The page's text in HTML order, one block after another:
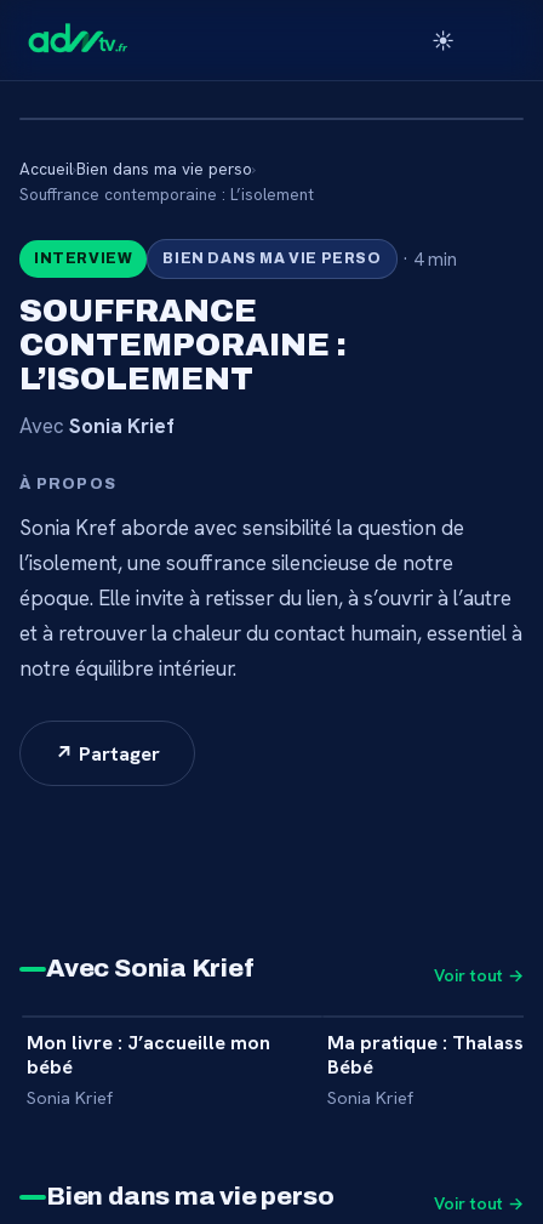
☀️
🔒
CONTENU RÉSERVÉ AUX
ABONNÉS
Connectez-vous via votre lien membre, ou
abonnez-vous pour accéder au catalogue.
Accueil›Bien dans ma vie perso›
Souffrance contemporaine : L’isolement
INTERVIEW BIEN DANS MA VIE PERSO · 4 min
SOUFFRANCE
CONTEMPORAINE :
L’ISOLEMENT
Avec Sonia Krief
À PROPOS
Sonia Kref aborde avec sensibilité la question de
l’isolement, une souffrance silencieuse de notre
époque. Elle invite à retisser du lien, à s’ouvrir à l’autre
et à retrouver la chaleur du contact humain, essentiel à
notre équilibre intérieur.
↗ Partager
Avec Sonia Krief Voir tout →
INTERVIEW
Mon livre : J’accueille mon
bébé
Sonia Krief
INTERVIEW
Ma pratique : Thalasso
Bébé
Sonia Krief
Bien dans ma vie perso Voir tout →
41 min